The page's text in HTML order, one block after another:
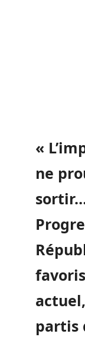
«
ne
partis